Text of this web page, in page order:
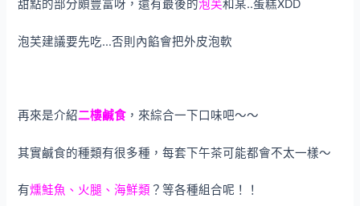
甜點的部分頗豐富呀，還有最後的泡芙和某..蛋糕XDD
泡芙建議要先吃…否則內餡會把外皮泡軟
再來是介紹二樓鹹食 ，來綜合一下口味吧～～
其實鹹食的種類有很多種，每套下午茶可能都會不太一樣～
有燻鮭魚、火腿、海鮮類 ？等各種組合呢！！